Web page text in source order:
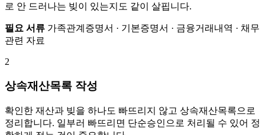
로 안 드러나는 빚이 있는지도 같이 살핍니다.
필요 서류 가족관계증명서 · 기본증명서 · 금융거래내역 · 채무
관련 자료
2
상속재산목록 작성
확인한 재산과 빚을 하나도 빠뜨리지 않고 상속재산목록으로
정리합니다. 일부러 빠뜨리면 단순승인으로 처리될 수 있어 정